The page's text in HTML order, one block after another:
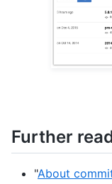
Further
"About